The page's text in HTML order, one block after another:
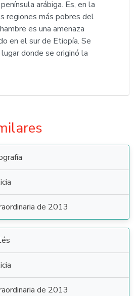
arábiga. Es, en la
regiones más pobres del
es una amenaza
en el sur de Etiopía. Se
donde se originó la
de 2013
de 2013